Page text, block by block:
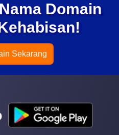
Domain
Sekarang